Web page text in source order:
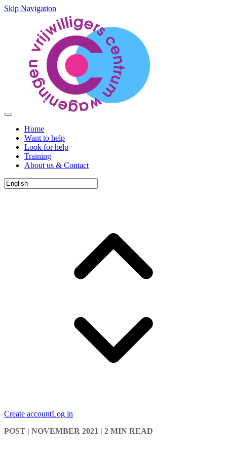
Skip Navigation
Home
Want to help
Look for help
Training
About us & Contact
Create accountLog in
POST | NOVEMBER 2021 | 2 MIN READ